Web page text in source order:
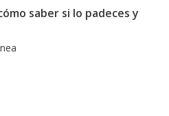
saber si lo padeces y